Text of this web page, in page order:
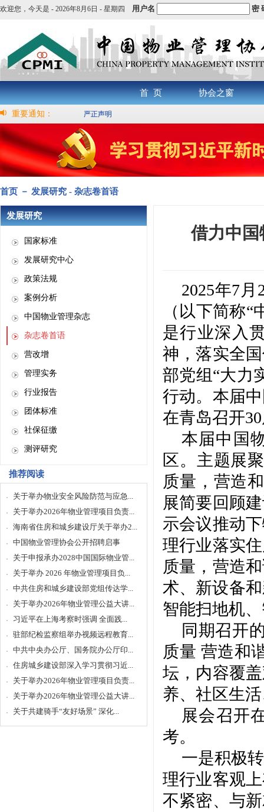
欢迎您， 今天是 - 2026年8月6日 - 星期四 用户名 密
首 页 协会之窗
重要通知： 严正声明
首页 － 发展研究 - 杂志卷首语
发展研究
国家标准
发展研究中心
政策法规
案例分析
中国物业管理杂志
杂志卷首语
营改增
管理实务
行业报告
团体标准
社保征缴
测评研究
推荐阅读
关于举办物业安全风险防范与应急...
关于举办2026年物业管理项目负责...
海南省住房和城乡建设厅关于举办2...
中国物业管理协会公开招聘启事
关于申报承办2028中国国际物业管...
关于举办 2026 年物业管理项目负...
中共住房和城乡建设部党组传达学...
关于举办2026年物业管理公益大讲...
习近平在上海考察时强调 全面践...
驻部纪检监察组举办视频远程教育...
中共中央办公厅、国务院办公厅印...
住房城乡建设部深入学习贯彻习近...
关于举办2026年物业管理项目负责...
关于举办2026年物业管理公益大讲...
关于共建骑手“友好场景” 深化...
借力中国
2025年7
（以下简称
是行业深入
神，落实全
部党组“大力
行动。本届
在青岛召开
本届中国
区。主题展
质量，营造
展简要回顾
示会议推动
理行业落实
质量，营造
术、新设备
智能扫地机
同期召开
质量 营造和
坛，内容覆
养、社区生
展会召开
考。
一是积极
理行业客观
不紧密、与